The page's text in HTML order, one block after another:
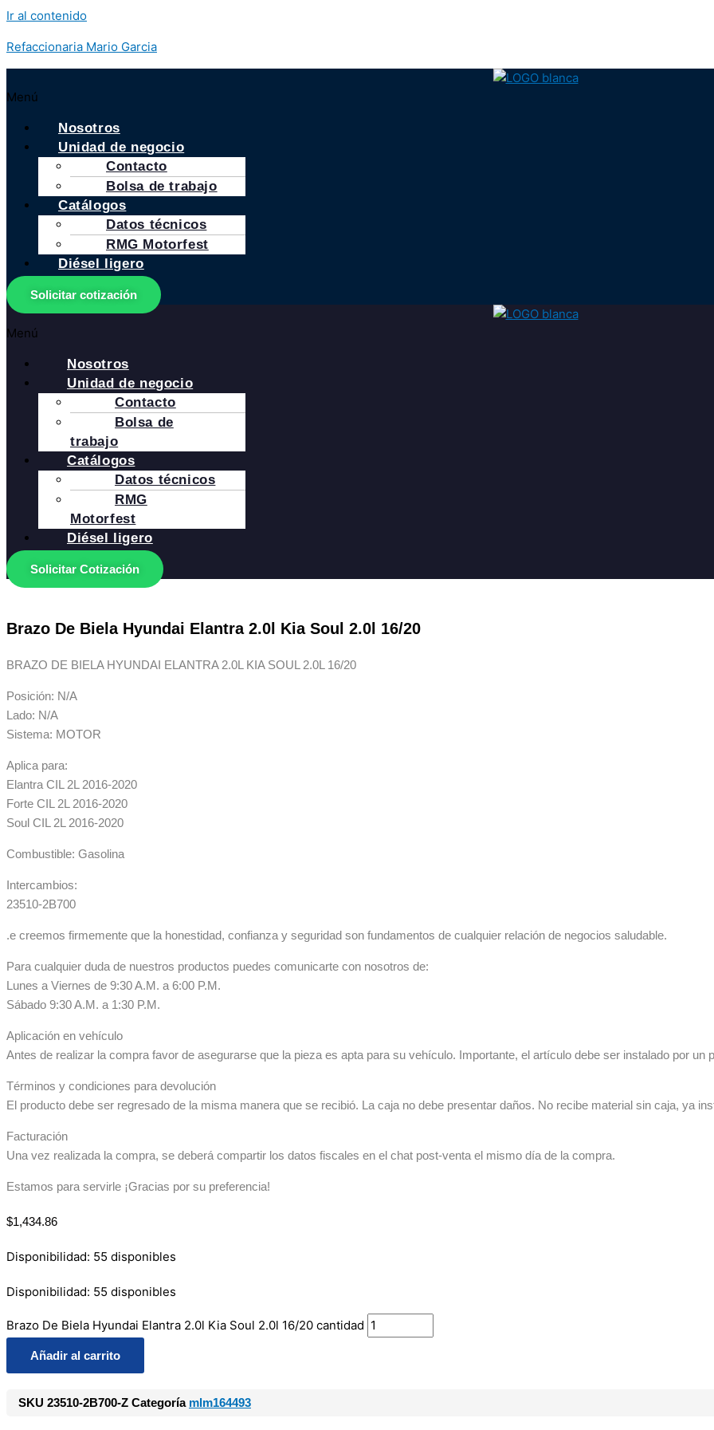
Ir al contenido
Refaccionaria Mario Garcia
Menú
Nosotros
Unidad de negocio
Contacto
Bolsa de trabajo
Catálogos
Datos técnicos
RMG Motorfest
Diésel ligero
Solicitar cotización
Menú
Nosotros
Unidad de negocio
Contacto
Bolsa de
trabajo
Catálogos
Datos técnicos
RMG
Motorfest
Diésel ligero
Solicitar Cotización
Brazo De Biela Hyundai Elantra 2.0l Kia Soul 2.0l 16/20
BRAZO DE BIELA HYUNDAI ELANTRA 2.0L KIA SOUL 2.0L 16/20
Posición: N/A
Lado: N/A
Sistema: MOTOR
Aplica para:
Elantra CIL 2L 2016-2020
Forte CIL 2L 2016-2020
Soul CIL 2L 2016-2020
Combustible: Gasolina
Intercambios:
23510-2B700
.e creemos firmemente que la honestidad, confianza y seguridad son fundamentos de cualquier relación de negocios saludable.
Para cualquier duda de nuestros productos puedes comunicarte con nosotros de:
Lunes a Viernes de 9:30 A.M. a 6:00 P.M.
Sábado 9:30 A.M. a 1:30 P.M.
Aplicación en vehículo
Antes de realizar la compra favor de asegurarse que la pieza es apta para su vehículo. Importante, el artículo debe ser instalado por un
Términos y condiciones para devolución
El producto debe ser regresado de la misma manera que se recibió. La caja no debe presentar daños. No recibe material sin caja, ya
Facturación
Una vez realizada la compra, se deberá compartir los datos fiscales en el chat post-venta el mismo día de la compra.
Estamos para servirle ¡Gracias por su preferencia!
$1,434.86
Disponibilidad: 55 disponibles
Disponibilidad: 55 disponibles
Brazo De Biela Hyundai Elantra 2.0l Kia Soul 2.0l 16/20 cantidad
Añadir al carrito
SKU 23510-2B700-Z Categoría mlm164493